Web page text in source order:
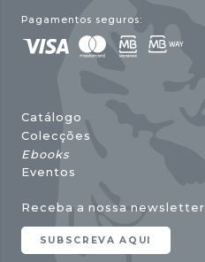
Pagamentos seguros:
Catálogo
Colecções
Ebooks
Eventos
Receba a nossa newsletter
SUBSCREVA AQUI